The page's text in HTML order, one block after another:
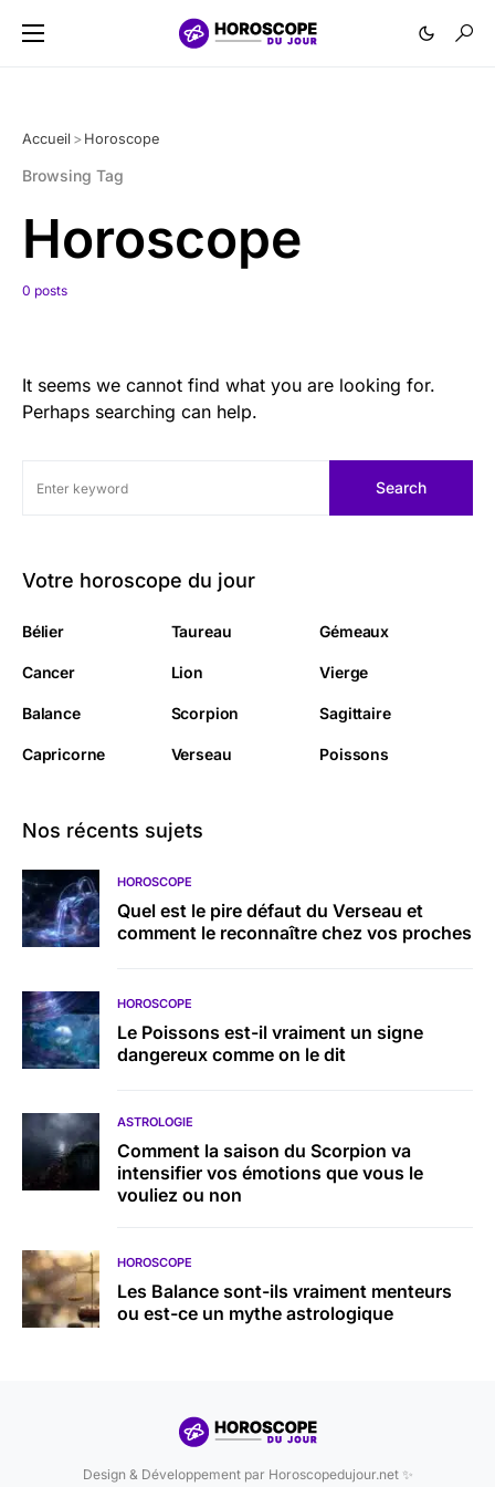
Accueil > Horoscope
Browsing Tag
Horoscope
0 posts
It seems we cannot find what you are looking for.
Perhaps searching can help.
Search
Votre horoscope du jour
Bélier Taureau Gémeaux
Cancer Lion Vierge
Balance Scorpion Sagittaire
Capricorne Verseau Poissons
Nos récents sujets
HOROSCOPE
Quel est le pire défaut du Verseau et
comment le reconnaître chez vos proches
HOROSCOPE
Le Poissons est-il vraiment un signe
dangereux comme on le dit
ASTROLOGIE
Comment la saison du Scorpion va
intensifier vos émotions que vous le
vouliez ou non
HOROSCOPE
Les Balance sont-ils vraiment menteurs
ou est-ce un mythe astrologique
Design & Développement par Horoscopedujour.net ✨